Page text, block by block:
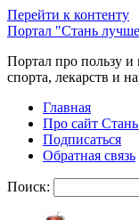
Перейти к контенту
Портал "Стань
Портал про пользу и
спорта, лекарств и
Главная
Про сайт
Подписаться
Обратная связь
Поиск: